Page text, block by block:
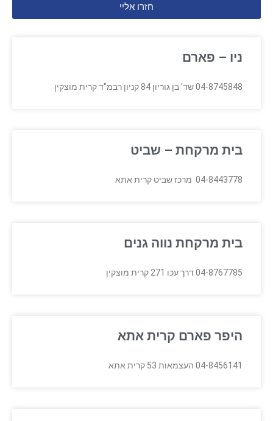
חזרו אליי
ניו – פארם
04-8745848 שד' בן גוריון 84 קניון רבמ"ד קרית מוצקין
בית מרקחת – שביט
04-8443778 מרכז שביט קרית אתא
בית מרקחת נווה גנים
04-8767785 דרך עכו 271 קרית מוצקין
היפר פארם קרית אתא
04-8456141 העצמאות 53 קרית אתא